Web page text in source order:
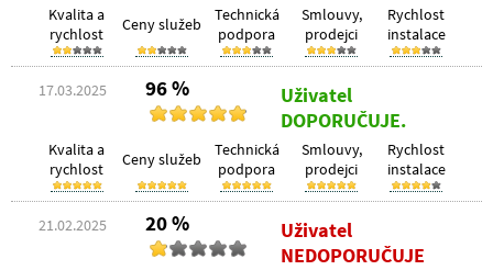
Kvalita a
rychlost
Ceny služeb
Technická
podpora
Smlouvy,
prodejci
Rychlost
instalace
17.03.2025 96 %
Uživatel
DOPORUČUJE.
Kvalita a
rychlost
Ceny služeb
Technická
podpora
Smlouvy,
prodejci
Rychlost
instalace
21.02.2025 20 %
Uživatel
NEDOPORUČUJE